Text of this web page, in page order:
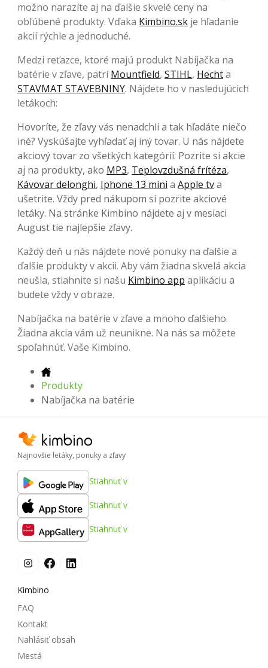
možno narazíte aj na ďalšie skvelé ceny na
obľúbené produkty. Vďaka Kimbino.sk je hľadanie
akcií rýchle a jednoduché.
Medzi reťazce, ktoré majú produkt Nabíjačka na
batérie v zľave, patríMountfield, STIHL, Hechta
STAVMAT STAVEBNINY. Nájdete ho v nasledujúcich
letákoch:
Hovoríte, že zľavy vás nenadchli a tak hľadáte niečo
iné? Vyskúšajte vyhľadať aj iný tovar. U nás nájdete
akciový tovar zo všetkých kategórií. Pozrite si akcie
aj na produkty, ako MP3, Teplovzdušná frítéza,
Kávovar delonghi, Iphone 13 mini a Apple tva
ušetrite. Vždy pred nákupom si pozrite akciové
letáky. Na stránke Kimbino nájdete aj v mesiaci
August tie najlepšie zľavy.
Každý deň u nás nájdete nové ponuky na ďalšie a
ďalšie produkty v akcii. Aby vám žiadna skvelá akcia
neušla, stiahnite si našu Kimbino app aplikáciu a
budete vždy v obraze.
Nabíjačka na batérie v zľave a mnoho ďalšieho.
Žiadna akcia vám už neunikne. Na nás sa môžete
spoľahnúť. Vaše Kimbino.
Produkty
Nabíjačka na batérie
Najnovšie letáky, ponuky a zľavy
Stiahnuť v
Stiahnuť v
Stiahnuť v
Kimbino
FAQ
Kontakt
Nahlásiť obsah
Mestá